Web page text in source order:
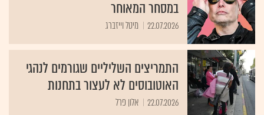
במסחר המאוחר
22.07.2026 מיטל וייזברג
התמריצים השליליים שגורמים לנהגי
האוטובוסים לא לעצור בתחנות
22.07.2026 אלון פרל